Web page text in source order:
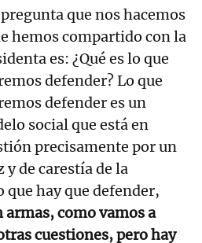
que nos hacemos
hemos compartido con la
es: ¿Qué es lo que
defender? Lo que
defender es un
social que está en
precisamente por un
y de carestía de la
que hay que defender,
como vamos a
cuestiones, pero hay